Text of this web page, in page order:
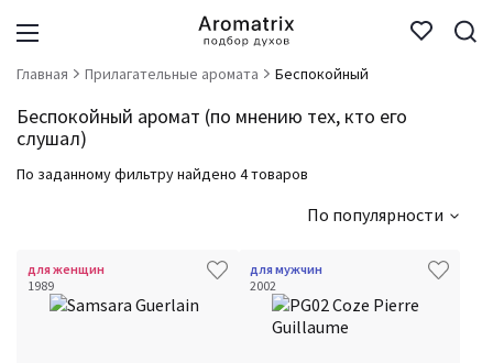
Главная Прилагательные аромата Беспокойный
Беспокойный аромат (по мнению тех, кто его
слушал)
По заданному фильтру найдено 4 товаров
По популярности
для женщин
1989
для мужчин
2002